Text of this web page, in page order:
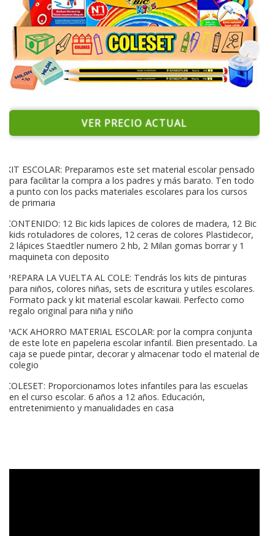
VER PRECIO ACTUAL
KIT ESCOLAR: Preparamos este set material escolar pensado
para facilitar la compra a los padres y más barato. Ten todo
a punto con los packs materiales escolares para los cursos
de primaria
CONTENIDO: 12 Bic kids lapices de colores de madera, 12 Bic
kids rotuladores de colores, 12 ceras de colores Plastidecor,
2 lápices Staedtler numero 2 hb, 2 Milan gomas borrar y 1
maquineta con deposito
PREPARA LA VUELTA AL COLE: Tendrás los kits de pinturas
para niños, colores niñas, sets de escritura y utiles escolares.
Formato pack y kit material escolar kawaii. Perfecto como
regalo original para niña y niño
PACK AHORRO MATERIAL ESCOLAR: por la compra conjunta
de este lote en papeleria escolar infantil. Bien presentado. La
caja se puede pintar, decorar y almacenar todo el material de
colegio
COLESET: Proporcionamos lotes infantiles para las escuelas
en el curso escolar. 6 años a 12 años. Educación,
entretenimiento y manualidades en casa